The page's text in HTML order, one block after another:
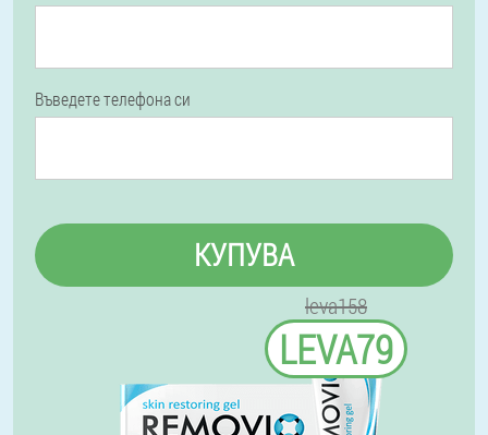
Въведете телефона си
КУПУВА
leva158
LEVA79